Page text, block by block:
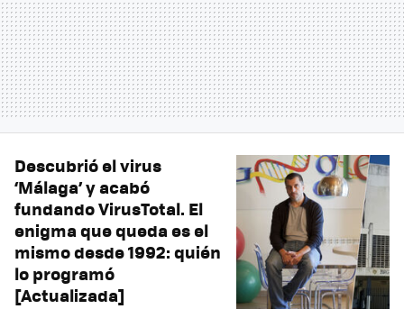
Descubrió el virus
‘Málaga’ y acabó
fundando VirusTotal. El
enigma que queda es el
mismo desde 1992: quién
lo programó
[Actualizada]